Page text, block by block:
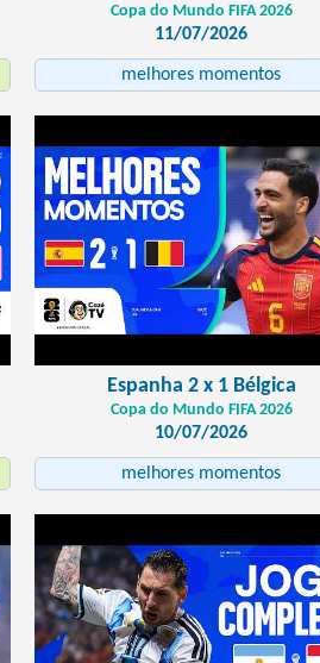
Copa do Mundo FIFA 2026
11/07/2026
melhores momentos
Espanha 2 x 1 Bélgica
Copa do Mundo FIFA 2026
10/07/2026
melhores momentos